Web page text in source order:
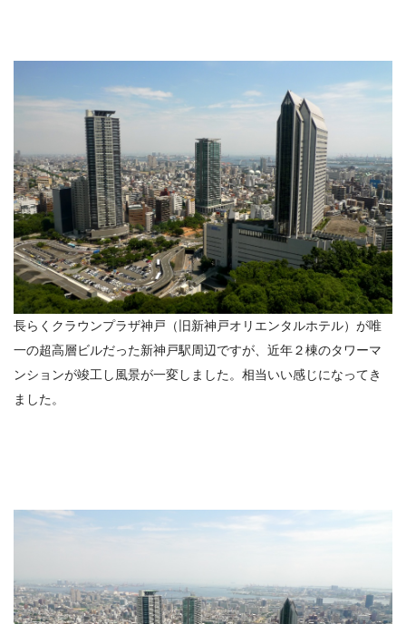
長らくクラウンプラザ神戸（旧新神戸オリエンタルホテル）が唯
一の超高層ビルだった新神戸駅周辺ですが、近年２棟のタワーマ
ンションが竣工し風景が一変しました。相当いい感じになってき
ました。